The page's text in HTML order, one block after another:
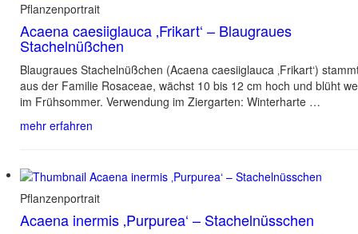
Pflanzenportrait
Acaena caesiiglauca ‚Frikart‘ – Blaugraues
Stachelnüßchen
Blaugraues Stachelnüßchen (Acaena caesiiglauca ‚Frikart‘)
aus der Familie Rosaceae, wächst 10 bis 12 cm hoch und blüht
im Frühsommer. Verwendung im Ziergarten: Winterharte …
mehr erfahren
Pflanzenportrait
Acaena inermis ‚Purpurea‘ – Stachelnüsschen